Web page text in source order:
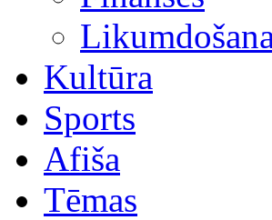
Kultūra
Sports
Afiša
Tēmas